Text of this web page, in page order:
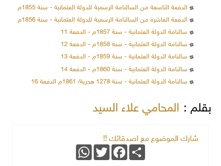
الدفعة التاسعة من السالنامة الرسمية للدولة العثمانية - سنة 1855م
الدفعة العاشرة من السالنامة الرسمية للدولة العثمانية - سنة 1856م
سالنامة الدولة العثمانية - سنة 1857م - الدفعة 11
سالنامة الدولة العثمانية - سنة 1858م - الدفعة 12
سالنامة الدولة العثمانية - سنة 1859م - الدفعة 13
سالنامة الدولة العثمانية - سنة 1860م - الدفعة 14
سالنامة الدولة العثمانية - سنة 1278 هجرية/ 1861م الدفعة 16
بقلم : المحامي علاء السيد
شارك الموضوع مع اصدقائك !!
Share
Facebook
Twitter
WhatsApp